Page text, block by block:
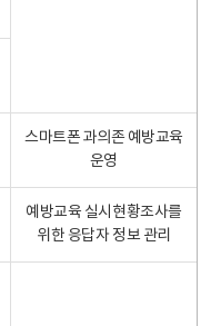
스마트폰 과의존 예방교육
운영
예방교육 실시현황조사를
위한 응답자 정보 관리